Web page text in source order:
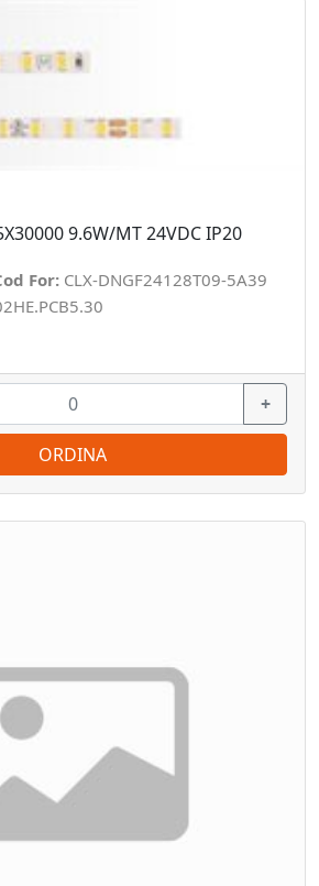
9.6W/MT 24VDC IP20
For: CLX-DNGF24128T09-5A39
+
ORDINA